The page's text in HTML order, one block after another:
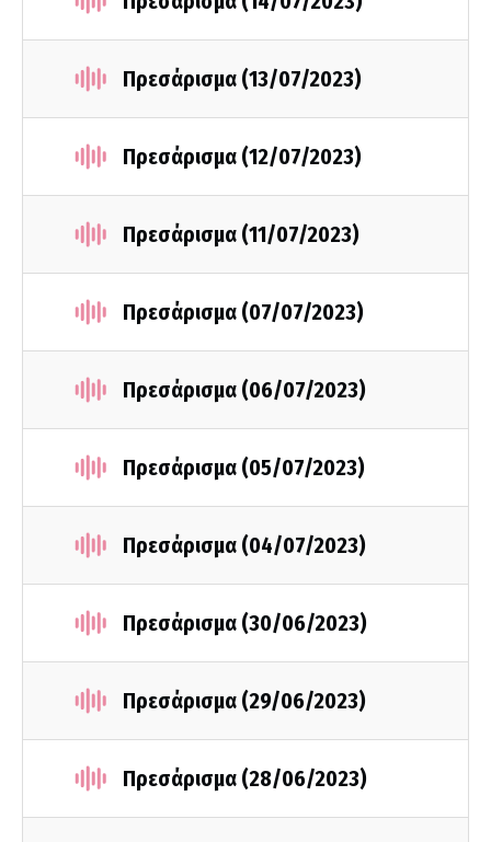
Πρεσάρισμα (13/07/2023)
Πρεσάρισμα (12/07/2023)
Πρεσάρισμα (11/07/2023)
Πρεσάρισμα (07/07/2023)
Πρεσάρισμα (06/07/2023)
Πρεσάρισμα (05/07/2023)
Πρεσάρισμα (04/07/2023)
Πρεσάρισμα (30/06/2023)
Πρεσάρισμα (29/06/2023)
Πρεσάρισμα (28/06/2023)